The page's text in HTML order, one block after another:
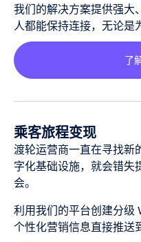
我们的解决方案提供强大
人都能保持连接，无论是
了
乘客旅程变现
渡轮运营商一直在寻找新
字化基础设施，就会错失
会。
利用我们的平台创建分级
个性化营销信息直接推送